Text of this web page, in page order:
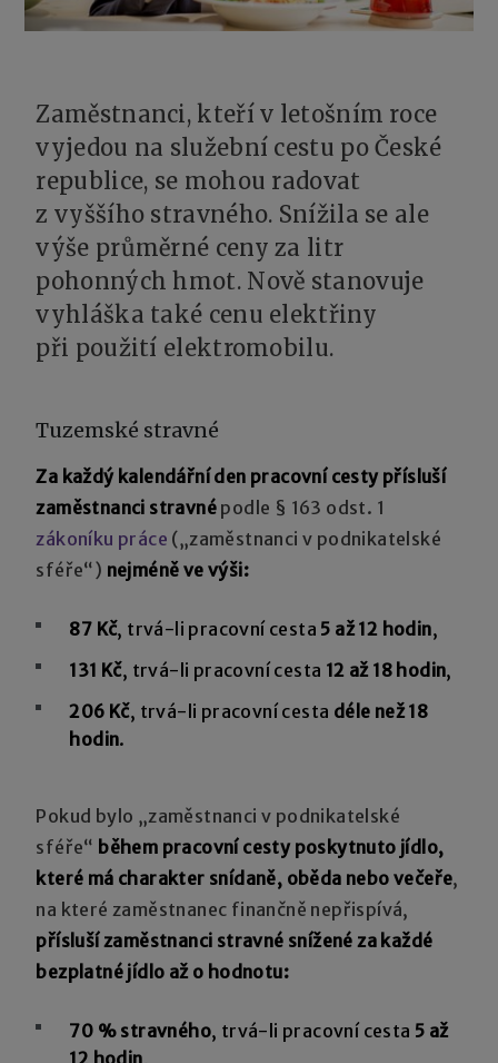
Zaměstnanci, kteří v letošním roce
vyjedou na služební cestu po České
republice, se mohou radovat
z vyššího stravného. Snížila se ale
výše průměrné ceny za litr
pohonných hmot. Nově stanovuje
vyhláška také cenu elektřiny
při použití elektromobilu.
Tuzemské stravné
Za každý kalendářní den pracovní cesty přísluší
zaměstnanci stravné podle § 163 odst. 1
zákoníku práce („zaměstnanci v podnikatelské
sféře“) nejméně ve výši:
87 Kč, trvá-li pracovní cesta 5 až 12 hodin,
131 Kč, trvá-li pracovní cesta 12 až 18 hodin,
206 Kč, trvá-li pracovní cesta déle než 18
hodin.
Pokud bylo „zaměstnanci v podnikatelské
sféře“ během pracovní cesty poskytnuto jídlo,
které má charakter snídaně, oběda nebo večeře,
na které zaměstnanec finančně nepřispívá,
přísluší zaměstnanci stravné snížené za každé
bezplatné jídlo až o hodnotu:
70 % stravného, trvá-li pracovní cesta 5 až
12 hodin,